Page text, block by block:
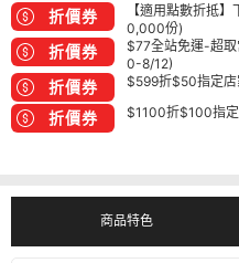
折價券
【適用點數折抵
0,000份)
折價券
$77全站免運-超
0-8/12)
折價券 $599折$50指定
折價券 $1100折$100指
商品特色